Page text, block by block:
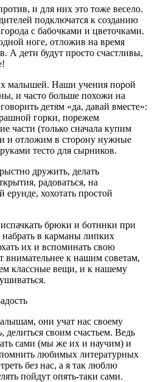
и для них это тоже весело.
подключатся к созданию
с бабочками и цветочками.
ноге, отложив на время
А дети будут просто счастливы,
малышей. Наши учения порой
и часто больше похожи на
детям «да, давай вместе»:
горки, порежем
части (только сначала купим
и отложим в сторону нужные
тесто для сырников.
дружить, делать
радоваться, на
ерунде, хохотать простой
брюки и ботинки при
в карманы липких
их и вспоминать свою
внимательнее к нашим советам,
классные вещи, и к нашему
они учат нас своему
своим счастьем. Ведь
сами (мы же их и научим) и
любимых литературных
без нас, а я так люблю
пойдут опять-таки сами.